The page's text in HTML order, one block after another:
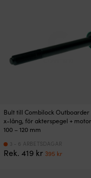
Bult till Combilock Outboarder
x-lång, för akterspegel +
100 – 120 mm
Rek. 419 kr Det
395 krDet
3 - 6 ARBETSDAGAR